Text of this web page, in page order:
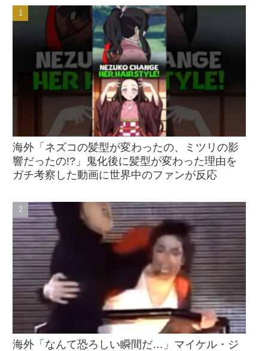
海外「ネズコの髪型が変わったの、ミツリの影
響だったの!?」鬼化後に髪型が変わった理由を
ガチ考察した動画に世界中のファンが反応
海外「なんて恐ろしい瞬間だ…」マイケル・ジ